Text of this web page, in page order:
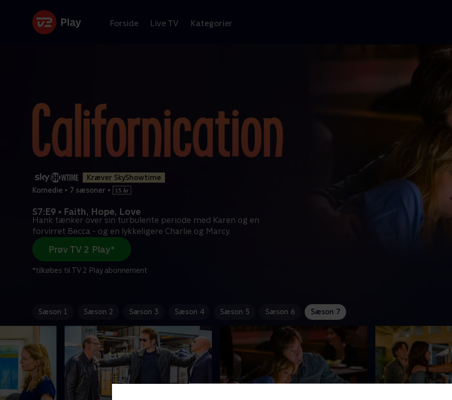
Forside Live TV Kategorier
Kræver SkyShowtime
Komedie • 7 sæsoner •
S7:E9 • Faith, Hope, Love
Hank tænker over sin turbulente periode med Karen og en
forvirret Becca - og en lykkeligere Charlie og Marcy.
Prøv TV 2 Play*
*tilkøbes til TV 2 Play abonnement
Sæson 1 Sæson 2 Sæson 3 Sæson 4 Sæson 5 Sæson 6 Sæson 7